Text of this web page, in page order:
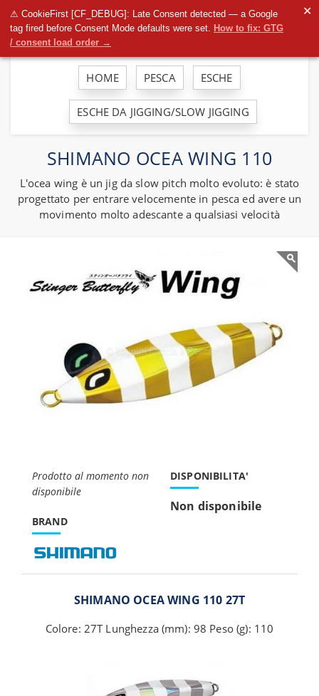
⚠ CookieFirst [CF_DEBUG]: Late Consent detected — a Google
tag fired before Consent Mode defaults were set. How to fix: GTG
/ consent load order →
✕
HOME PESCA ESCHE
ESCHE DA JIGGING/SLOW JIGGING
SHIMANO OCEA WING 110
L'ocea wing è un jig da slow pitch molto evoluto: è stato
progettato per entrare velocemente in pesca ed avere un
movimento molto adescante a qualsiasi velocità
Prodotto al momento non
disponibile
BRAND
DISPONIBILITA'
Non disponibile
SHIMANO OCEA WING 110 27T
Colore: 27T Lunghezza (mm): 98 Peso (g): 110